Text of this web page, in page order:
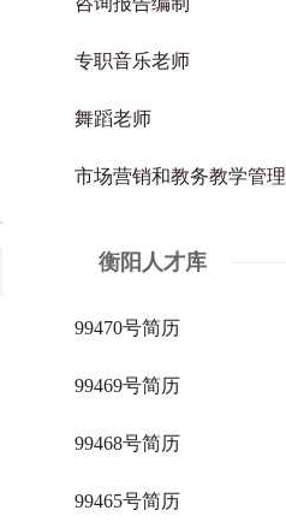
专职音乐老师
舞蹈老师
市场营销和教务教学管理
衡阳人才库
99470号简历
99469号简历
99468号简历
99465号简历